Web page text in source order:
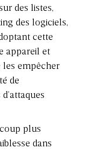
des listes,
des logiciels,
cette
appareil et
les empêcher
de
plus
dans